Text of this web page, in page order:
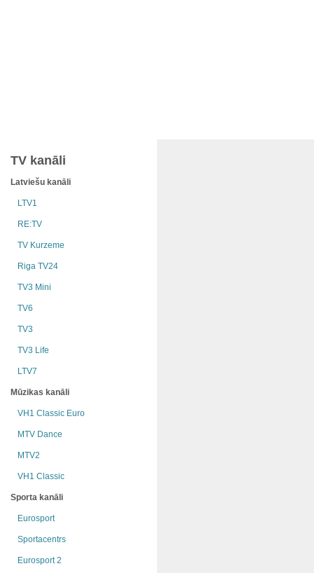
TV kanāli
Latviešu kanāli
LTV1
RE:TV
TV Kurzeme
Riga TV24
TV3 Mini
TV6
TV3
TV3 Life
LTV7
Mūzikas kanāli
VH1 Classic Euro
MTV Dance
MTV2
VH1 Classic
Sporta kanāli
Eurosport
Sportacentrs
Eurosport 2